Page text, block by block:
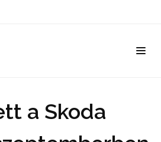
a Skoda